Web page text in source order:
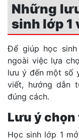
Những
sinh lớp 1
Để giúp học
ngoài việc lựa
lưu ý đến một số
viết, hướng dẫn
đúng cách.
Lưu ý
Học sinh lớp 1